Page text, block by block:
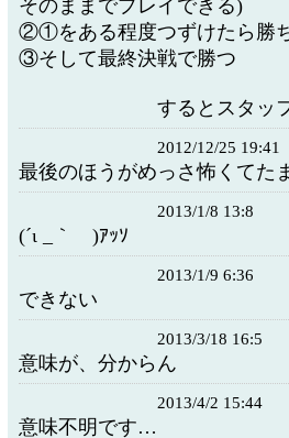
そのままでプレイできる)
②①をある程度つずけたら勝
③そして最終決戦で勝つ
するとスタッフロー
2012/12/25 19:41
最後のほうがめっさ怖くてた
2013/1/8 13:8
(´ι _｀ )ｱｯｿ
2013/1/9 6:36
できない
2013/3/18 16:5
意味が、分からん
2013/4/2 15:44
意味不明です…